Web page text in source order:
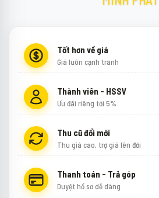
Tốt hơn về giá
Giá luôn cạnh tranh
Thành viên - HSSV
Ưu đãi riêng tới 5%
Thu cũ đổi mới
Thu giá cao, trợ giá lên đời
Thanh toán - Trả góp
Duyệt hồ sơ dễ dàng